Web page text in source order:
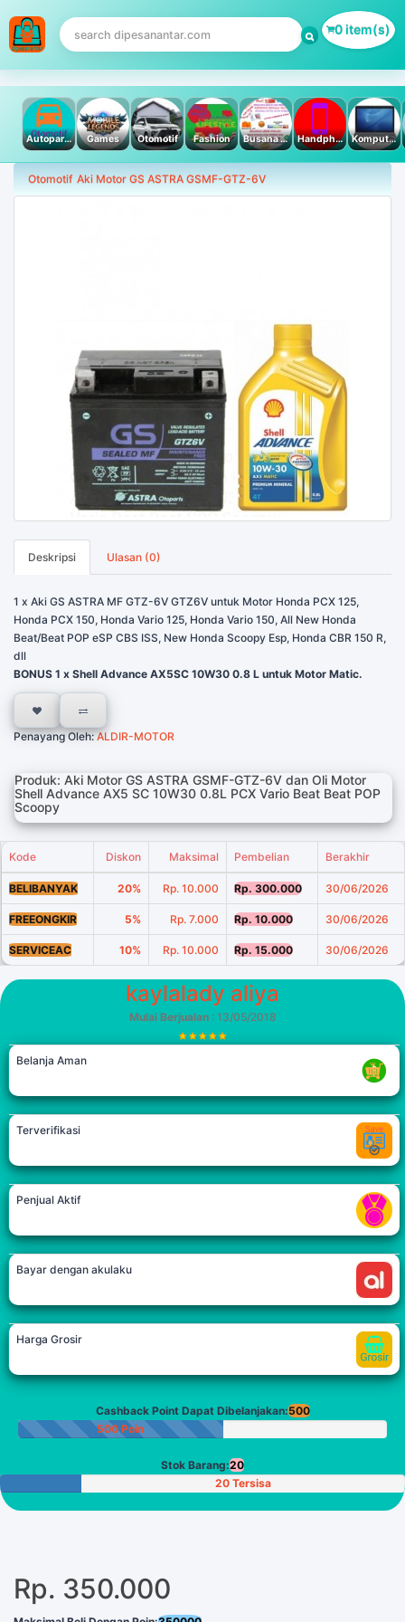
0 item(s)
Autoparts Games Otomotif Fashion Busana Muslim Handphone & Tablet Komputer PC & Laptop
Otomotif Aki Motor GS ASTRA GSMF-GTZ-6V
Deskripsi Ulasan (0)
1 x Aki GS ASTRA MF GTZ-6V GTZ6V untuk Motor Honda PCX 125,
Honda PCX 150, Honda Vario 125, Honda Vario 150, All New Honda
Beat/Beat POP eSP CBS ISS, New Honda Scoopy Esp, Honda CBR 150 R,
dll
BONUS 1 x Shell Advance AX5SC 10W30 0.8 L untuk Motor Matic.
Penayang Oleh:ALDIR-MOTOR
Produk: Aki Motor GS ASTRA GSMF-GTZ-6V dan Oli Motor
Shell Advance AX5 SC 10W30 0.8L PCX Vario Beat Beat POP
Scoopy
Kode Diskon Maksimal Pembelian Berakhir
BELIBANYAK 20% Rp. 10.000 Rp. 300.000 30/06/2026
FREEONGKIR 5% Rp. 7.000 Rp. 10.000 30/06/2026
SERVICEAC 10% Rp. 10.000 Rp. 15.000 30/06/2026
kaylalady aliya
Mulai Berjualan: 13/05/2018
Belanja Aman
Terverifikasi
Penjual Aktif
Bayar dengan akulaku
Harga Grosir
Cashback Point Dapat Dibelanjakan:500
500 Poin
Stok Barang:20
20 Tersisa
Rp. 350.000